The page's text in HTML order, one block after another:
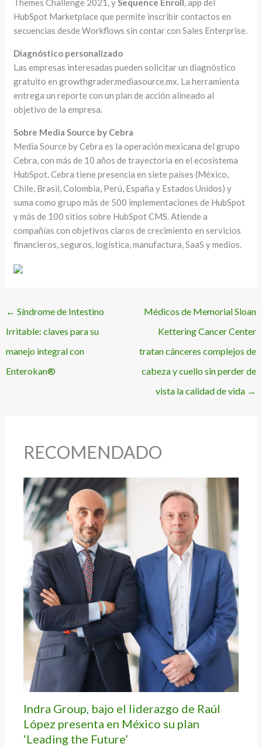
Themes Challenge 2021, ySequence Enroll , app del
HubSpot Marketplace que permite inscribir contactos en
secuencias desde Workflows sin contar con Sales Enterprise.
Diagnóstico personalizado
Las empresas interesadas pueden solicitar un diagnóstico
gratuito en growthgrader.mediasource.mx. La herramienta
entrega un reporte con un plan de acción alineado al
objetivo de la empresa.
Sobre Media Source by Cebra
Media Source by Cebra es la operación mexicana del grupo
Cebra, con más de 10 años de trayectoria en el ecosistema
HubSpot. Cebra tiene presencia en siete países (México,
Chile, Brasil, Colombia, Perú, España y Estados Unidos) y
suma como grupo más de 500 implementaciones de HubSpot
y más de 100 sitios sobre HubSpot CMS. Atiende a
compañías con objetivos claros de crecimiento en servicios
financieros, seguros, logística, manufactura, SaaS y medios.
← Síndrome de Intestino
Irritable: claves para su
manejo integral con
Enterokan®
Médicos de Memorial Sloan
Kettering Cancer Center
tratan cánceres complejos de
cabeza y cuello sin perder de
vista la calidad de vida →
RECOMENDADO
Indra Group, bajo el liderazgo de Raúl
López presenta en México su plan
‘Leading the Future’